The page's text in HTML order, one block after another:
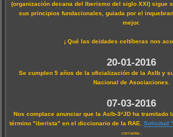
(organización decana del Iberismo del siglo XXI) sigue
sus principios fundacionales, guiada por el
mejor.
¡ Qué las deidades celtíberas nos
20-01-2016
Se cumplen 5 años de la oficialización de la AsIb y
Nacional de Asociaciones.
07-03-2016
Nos complace anunciar que la AsIb-3ªJD ha tramitado
término "iberista" en el diccionario de la RAE. Solicitud
corriente-.